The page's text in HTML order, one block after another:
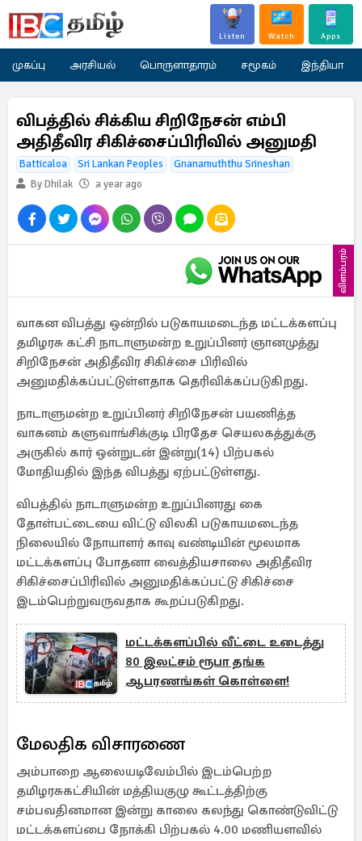
Listen Watch Apps
முகப்பு அரசியல் பொருளாதாரம் சமூகம் இந்தியா
விபத்தில் சிக்கிய சிறிநேசன் எம்பி
அதிதீவிர சிகிச்சைப்பிரிவில் அனுமதி
Batticaloa Sri Lankan Peoples
Gnanamuththu Srineshan
By Dhilak
a year ago
விளம்பரம்
வாகன விபத்து ஒன்றில் படுகாயமடைந்த மட்டக்களப்பு
தமிழரசு கட்சி நாடாளுமன்ற உறுப்பினர் ஞானமுத்து
சிறிநேசன் அதிதீவிர சிகிச்சை பிரிவில்
அனுமதிக்கப்பட்டுள்ளதாக தெரிவிக்கப்படுகிறது.
நாடாளுமன்ற உறுப்பினர் சிறிநேசன் பயணித்த
வாகனம் களுவாங்சிக்குடி பிரதேச செயலகத்துக்கு
அருகில் கார் ஒன்றுடன் இன்று(14) பிற்பகல்
மோதியதில் இந்த விபத்து ஏற்பட்டுள்ளது.
விபத்தில் நாடாளுமன்ற உறுப்பினரது கை
தோள்பட்டையை விட்டு விலகி படுகாயமடைந்த
நிலையில் நோயாளர் காவு வண்டியின் மூலமாக
மட்டக்களப்பு போதனா வைத்தியசாலை அதிதீவிர
சிகிச்சைப்பிரிவில் அனுமதிக்கப்பட்டு சிகிச்சை
இடம்பெற்றுவருவதாக கூறப்படுகிறது.
மட்டக்களப்பில் வீட்டை உடைத்து
80 இலட்சம் ரூபா தங்க
ஆபரணங்கள் கொள்ளை!
மேலதிக விசாரணை
அம்பாறை ஆலையடிவேம்பில் இடம்பெற்ற
தமிழரசுகட்சியின் மத்தியகுழு கூட்டத்திற்கு
சம்பவதினமான இன்று காலை கலந்து கொண்டுவிட்டு
மட்டக்களப்பை நோக்கி பிற்பகல் 4.00 மணியளவில்